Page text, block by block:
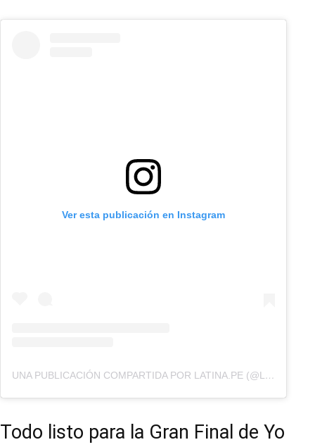
Ver esta publicación en Instagram
UNA PUBLICACIÓN COMPARTIDA POR LATINA.PE (@LATINA.PE)
Todo listo para la Gran Final de Yo